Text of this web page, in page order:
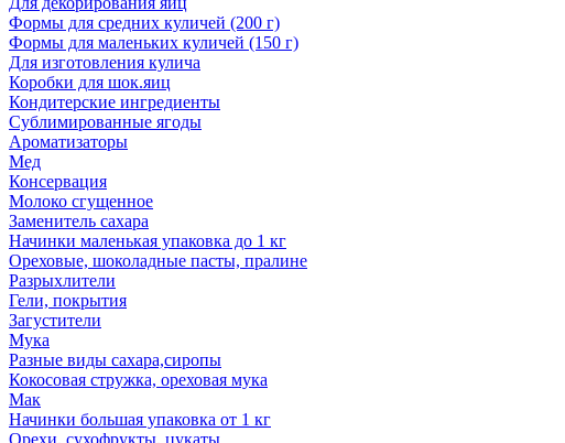
Формы для средних куличей (200 г)
Формы для маленьких куличей (150 г)
Для изготовления кулича
Коробки для шок.яиц
Кондитерские ингредиенты
Сублимированные ягоды
Ароматизаторы
Мед
Консервация
Молоко сгущенное
Заменитель сахара
Начинки маленькая упаковка до 1 кг
Ореховые, шоколадные пасты, пралине
Разрыхлители
Гели, покрытия
Загустители
Мука
Разные виды сахара,сиропы
Кокосовая стружка, ореховая мука
Мак
Начинки большая упаковка от 1 кг
Орехи, сухофрукты, цукаты